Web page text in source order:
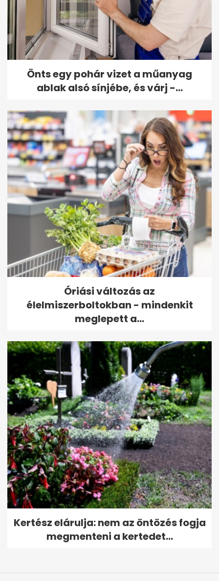
Önts egy pohár vizet a műanyag
ablak alsó sínjébe, és várj -...
Óriási változás az
élelmiszerboltokban - mindenkit
meglepett a...
Kertész elárulja: nem az öntözés fogja
megmenteni a kertedet...